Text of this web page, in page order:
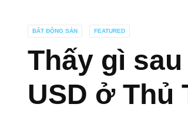
BẤT ĐỘNG SẢN FEATURED
Thấy gì
USD ở Thủ